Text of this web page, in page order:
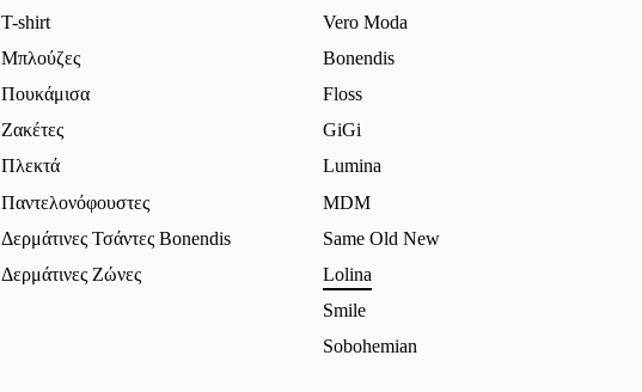
T-shirt
Μπλούζες
Πουκάμισα
Ζακέτες
Πλεκτά
Παντελονόφουστες
Δερμάτινες Τσάντες Bonendis
Δερμάτινες Ζώνες
Vero Moda
Bonendis
Floss
GiGi
Lumina
MDM
Same Old New
Lolina
Smile
Sobohemian